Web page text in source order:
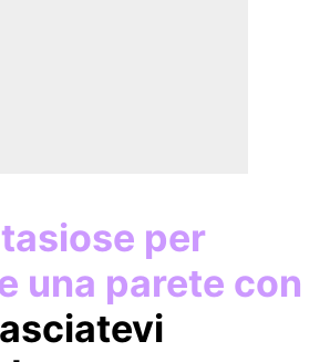
per
una parete con